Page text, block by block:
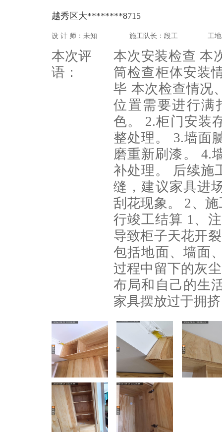
越秀区大********8715
设 计 师：未知 施工队长：段工 工
本次评
语：
本次安装检查 本
筒检查柜体安装
毕 本次检查情况
位置需要进行满
色。 2.柜门安装
整处理。 3.墙面
磨重新刷漆。 4.
补处理。 后续施
缝，建议家具进
刮花现象。 2、
行竣工结算 1、
导致柜子天花开
包括地面、墙面
过程中留下的灰
布局和自己的生
家具摆放过于拥